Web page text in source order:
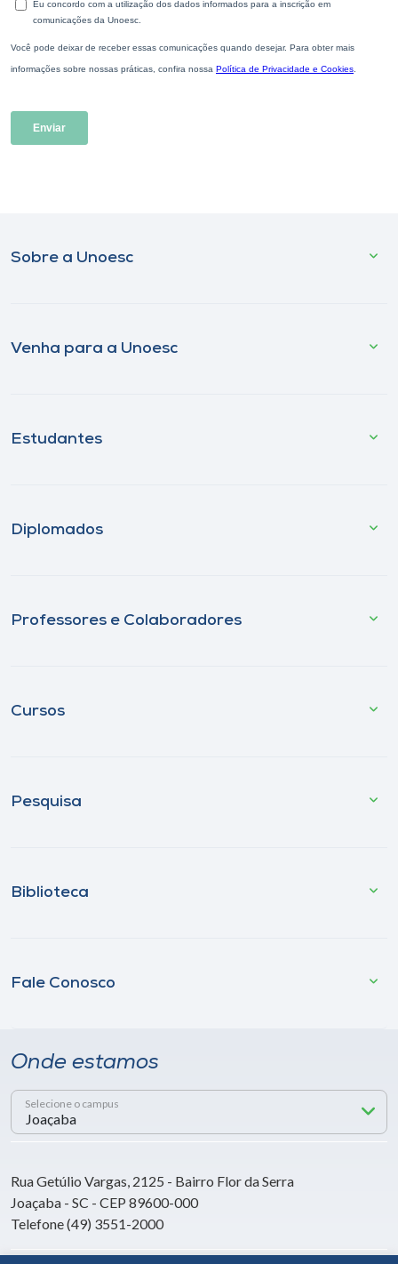
Sobre a Unoesc
Venha para a Unoesc
Estudantes
Diplomados
Professores e Colaboradores
Cursos
Pesquisa
Biblioteca
Fale Conosco
Onde estamos
Selecione o campus
Rua Getúlio Vargas, 2125 - Bairro Flor da Serra
Joaçaba - SC - CEP 89600-000
Telefone (49) 3551-2000